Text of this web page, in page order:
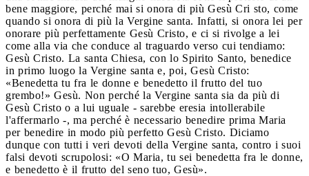
bene maggiore, perché mai si onora di più Gesù Cri sto, come
quando si onora di più la Vergine santa. Infatti, si onora lei per
onorare più perfettamente Gesù Cristo, e ci si rivolge a lei
come alla via che conduce al traguardo verso cui tendiamo:
Gesù Cristo. La santa Chiesa, con lo Spirito Santo, benedice
in primo luogo la Vergine santa e, poi, Gesù Cristo:
«Benedetta tu fra le donne e benedetto il frutto del tuo
grembo!» Gesù. Non perché la Vergine santa sia da più di
Gesù Cristo o a lui uguale - sarebbe eresia intollerabile
l'affermarlo -, ma perché è necessario benedire prima Maria
per benedire in modo più perfetto Gesù Cristo. Diciamo
dunque con tutti i veri devoti della Vergine santa, contro i suoi
falsi devoti scrupolosi: «O Maria, tu sei benedetta fra le donne,
e benedetto è il frutto del seno tuo, Gesù».